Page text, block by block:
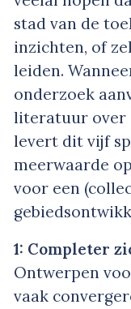
stad van de
inzichten, of
leiden.
onderzoek
literatuur over
levert dit vijf
meerwaarde
voor een
1: Completer
Ontwerpen
vaak